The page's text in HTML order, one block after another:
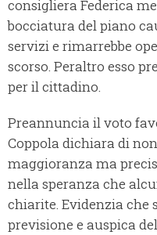
consigliera Federica
bocciatura del piano
servizi e rimarrebbe
scorso. Peraltro esso
per il cittadino.
Preannuncia il voto
Coppola dichiara di
maggioranza ma
nella speranza che
chiarite. Evidenzia che
previsione e auspica